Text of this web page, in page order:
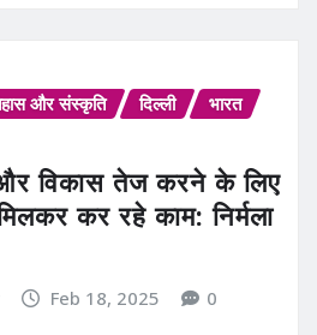
और संस्कृति दिल्ली
भारत
विकास तेज करने के लिए
कर रहे काम: निर्मला
Feb 18, 2025 0